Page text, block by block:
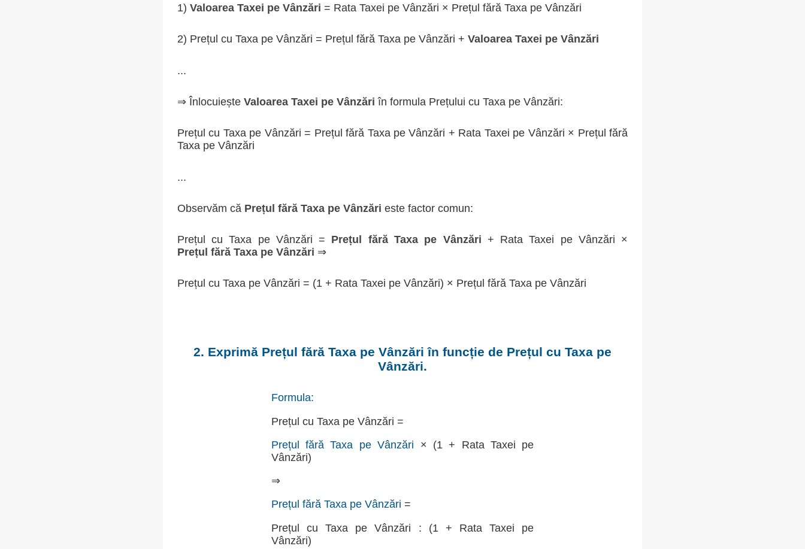
1) Valoarea Taxei pe Vânzări = Rata Taxei pe Vânzări × Prețul fără Taxa pe Vânzări
2) Prețul cu Taxa pe Vânzări = Prețul fără Taxa pe Vânzări + Valoarea Taxei pe Vânzări
...
⇒ Înlocuiește Valoarea Taxei pe Vânzări în formula Prețului cu Taxa pe Vânzări:
Prețul cu Taxa pe Vânzări = Prețul fără Taxa pe Vânzări + Rata Taxei pe Vânzări × Prețul fără
Taxa pe Vânzări
...
Observăm că Prețul fără Taxa pe Vânzări este factor comun:
Prețul cu Taxa pe Vânzări = Prețul fără Taxa pe Vânzări + Rata Taxei pe Vânzări ×
Prețul fără Taxa pe Vânzări ⇒
Prețul cu Taxa pe Vânzări = (1 + Rata Taxei pe Vânzări) × Prețul fără Taxa pe Vânzări
2. Exprimă Prețul fără Taxa pe Vânzări în funcție de Prețul cu Taxa pe
Vânzări.
Formula:
Prețul cu Taxa pe Vânzări =
Prețul fără Taxa pe Vânzări × (1 + Rata Taxei pe
Vânzări)
⇒
Prețul fără Taxa pe Vânzări =
Prețul cu Taxa pe Vânzări : (1 + Rata Taxei pe
Vânzări)